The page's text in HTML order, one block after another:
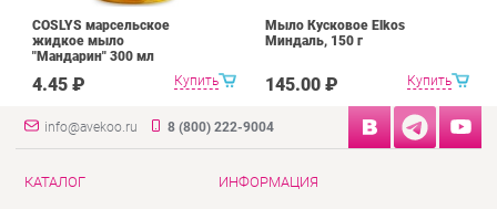
Купить
COSLYS марсельское
жидкое мыло
"Мандарин" 300 мл
4.45 ₽ Купить
Мыло Кусковое Elkos
Миндаль, 150 г
145.00 ₽
info@avekoo.ru 8 (800) 222-9004
КАТАЛОГ ИНФОРМАЦИЯ